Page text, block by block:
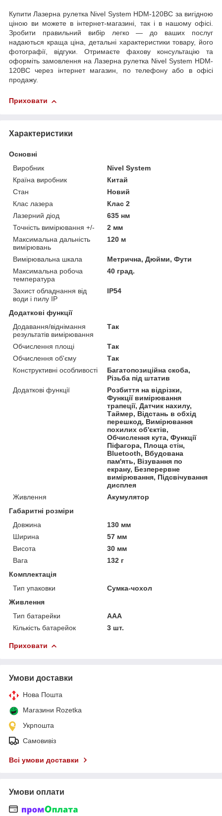
Купити Лазерна рулетка Nivel System HDM-120BC за вигідною
ціною ви можете в інтернет-магазині, так і в нашому офісі.
Зробити правильний вибір легко — до ваших послуг
надаються краща ціна, детальні характеристики товару, його
фотографії, відгуки. Отримаєте фахову консультацію та
оформіть замовлення на Лазерна рулетка Nivel System HDM-
120BC через інтернет магазин, по телефону або в офісі
продажу.
Приховати
Характеристики
Основні
Виробник
Nivel System
Країна виробник
Китай
Стан
Новий
Клас лазера
Клас 2
Лазерний діод
635 нм
Точність вимірювання +/-
2 мм
Максимальна дальність
вимірювань
120 м
Вимірювальна шкала
Метрична, Дюйми, Фути
Максимальна робоча
температура
40 град.
Захист обладнання від
води і пилу IP
IP54
Додаткові функції
Додавання/віднімання
результатів вимірювання
Так
Обчислення площі
Так
Обчислення об'єму
Так
Конструктивні особливості
Багатопозиційна скоба,
Різьба під штатив
Додаткові функції
Розбиття на відрізки,
Функції вимірювання
трапеції, Датчик нахилу,
Таймер, Відстань в обхід
перешкод, Вимірювання
похилих об'єктів,
Обчислення кута, Функції
Піфагора, Площа стін,
Bluetooth, Вбудована
пам'ять, Візування по
екрану, Безперервне
вимірювання, Підсвічування
дисплея
Живлення
Акумулятор
Габаритні розміри
Довжина
130 мм
Ширина
57 мм
Висота
30 мм
Вага
132 г
Комплектація
Тип упаковки
Сумка-чохол
Живлення
Тип батарейки
ААА
Кількість батарейок
3 шт.
Приховати
Умови доставки
Нова Пошта
Магазини Rozetka
Укрпошта
Самовивіз
Всі умови доставки
Умови оплати